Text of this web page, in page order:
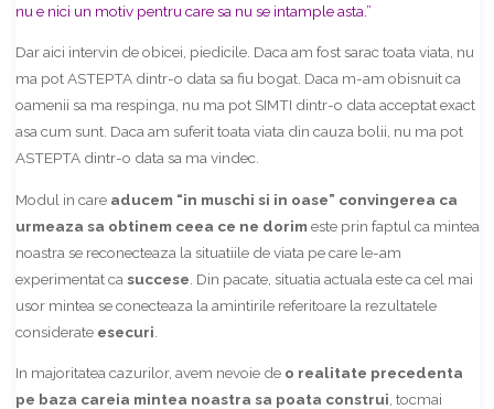
nu e nici un motiv pentru care sa nu se intample asta.”
Dar aici intervin de obicei, piedicile. Daca am fost sarac toata viata, nu
ma pot ASTEPTA dintr-o data sa fiu bogat. Daca m-am obisnuit ca
oamenii sa ma respinga, nu ma pot SIMTI dintr-o data acceptat exact
asa cum sunt. Daca am suferit toata viata din cauza bolii, nu ma pot
ASTEPTA dintr-o data sa ma vindec.
Modul in care aducem “in muschi si in oase” convingerea ca
urmeaza sa obtinem ceea ce ne dorimeste prin faptul ca mintea
noastra se reconecteaza la situatiile de viata pe care le-am
experimentat ca succese . Din pacate, situatia actuala este ca cel mai
usor mintea se conecteaza la amintirile referitoare la rezultatele
considerate esecuri
In majoritatea cazurilor, avem nevoie de o realitate precedenta
pe baza careia mintea noastra sa poata construi , tocmai